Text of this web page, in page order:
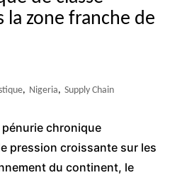
la zone franche de
, Nigeria, Supply Chain
chronique
pression croissante sur les
du continent, le